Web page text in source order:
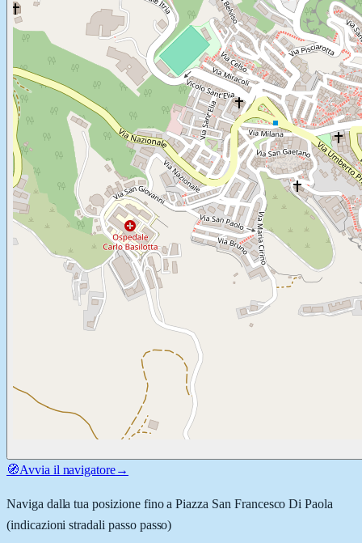
🧭Avvia il navigatore→
Naviga dalla tua posizione fino aPiazza San Francesco Di Paola
(indicazioni stradali passo passo)